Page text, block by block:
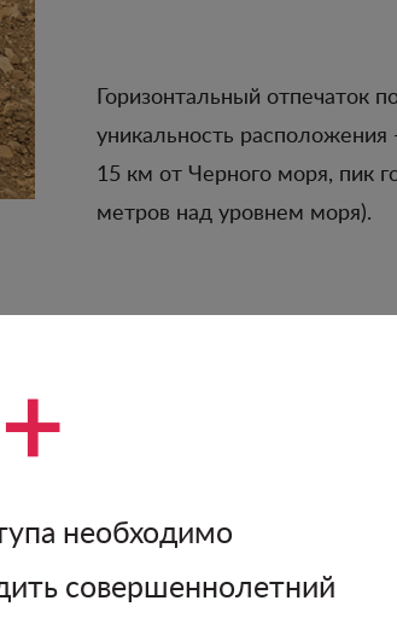
Горизонтальный отпечаток
уникальность расположения
15 км от Черного моря, пик
метров над уровнем моря).
залегание известняков и
необходимо
совершеннолетний